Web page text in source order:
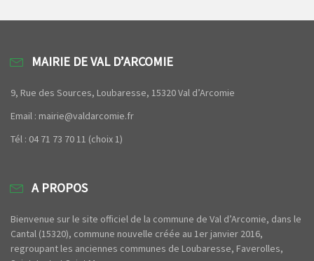
MAIRIE DE VAL D’ARCOMIE
9, Rue des Sources, Loubaresse, 15320 Val d’Arcomie
Email : mairie@valdarcomie.fr
Tél : 04 71 73 70 11 (choix 1)
A PROPOS
Bienvenue sur le site officiel de la commune de Val d’Arcomie, dans le
Cantal (15320), commune nouvelle créée au 1er janvier 2016,
regroupant les anciennes communes de Loubaresse, Faverolles,